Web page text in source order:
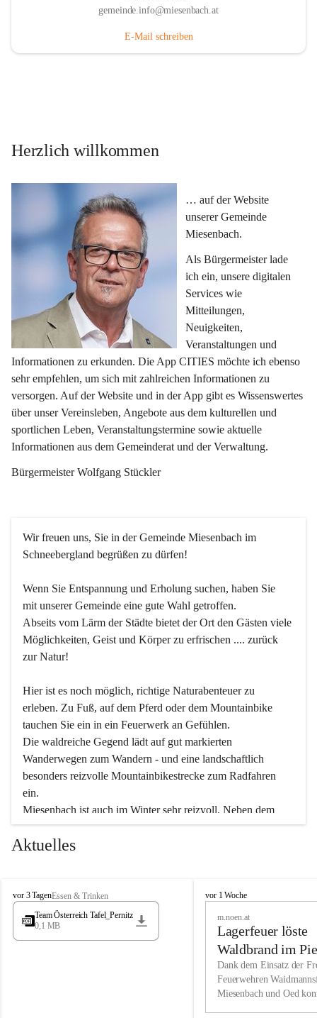
gemeinde.info@miesenbach.at
E-Mail schreiben
Herzlich willkommen
… auf der Website
unserer Gemeinde
Miesenbach.
Als Bürgermeister lade
ich ein, unsere digitalen
Services wie
Mitteilungen,
Neuigkeiten,
Veranstaltungen und
Informationen zu erkunden. Die App CITIES möchte ich ebenso
sehr empfehlen, um sich mit zahlreichen Informationen zu
versorgen. Auf der Website und in der App gibt es Wissenswertes
über unser Vereinsleben, Angebote aus dem kulturellen und
sportlichen Leben, Veranstaltungstermine sowie aktuelle
Informationen aus dem Gemeinderat und der Verwaltung.
Bürgermeister Wolfgang Stückler
Wir freuen uns, Sie in der Gemeinde Miesenbach im
Schneebergland begrüßen zu dürfen!
Wenn Sie Entspannung und Erholung suchen, haben Sie
mit unserer Gemeinde eine gute Wahl getroffen.
Abseits vom Lärm der Städte bietet der Ort den Gästen viele
Möglichkeiten, Geist und Körper zu erfrischen .... zurück
zur Natur!
Hier ist es noch möglich, richtige Naturabenteuer zu
erleben. Zu Fuß, auf dem Pferd oder dem Mountainbike
tauchen Sie ein in ein Feuerwerk an Gefühlen.
Die waldreiche Gegend lädt auf gut markierten
Wanderwegen zum Wandern - und eine landschaftlich
besonders reizvolle Mountainbikestrecke zum Radfahren
ein.
Miesenbach ist auch im Winter sehr reizvoll. Neben dem
Eisstockschießen gibt es auf dem nahe gelegenen Unterberg
wunderschöne Naturschneepisten, die zum Schifahren oder
vielfältige Angebot unserer Kulturvereine.
Überzeugen Sie sich selbst, dass Sie in Miesenbach sowie
in den Beherbergungsbetrieben, Gaststätten und urigen
Wir kennen Miesenbach als lebens- und liebenswerten Ort.
Tradition und Innovation werden ebenso groß geschrieben
Aktuelles
M
i
s
vor 3 TagenEssen & Trinken
Team Österreich Tafel_Pernitz
0,1 MB
M
h
vor 1 Woche
m.noen.at
Lagerfeuer löste
Waldbrand im
aus
Dank dem Einsatz der
Feuerwehren
Miesenbach und Oed